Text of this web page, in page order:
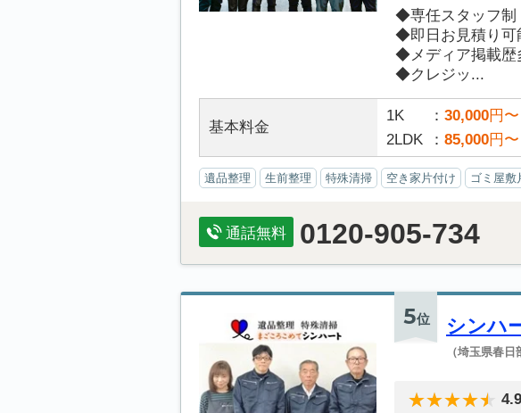
◆専任スタッフ制
◆即日お見積り可
◆メディア掲載歴
◆クレジッ...
基本料金
1K 30,000円〜
2LDK
85,000円〜
遺品整理 生前整理 特殊清掃 空き家片付け ゴミ屋敷
通話無料 0120-905-734
5位 シンハ
（埼玉県春日